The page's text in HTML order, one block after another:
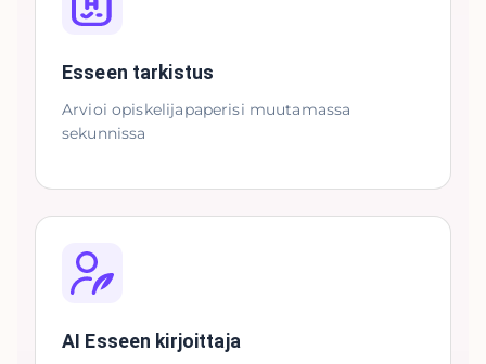
Esseen tarkistus
Arvioi opiskelijapaperisi muutamassa
sekunnissa
AI Esseen kirjoittaja